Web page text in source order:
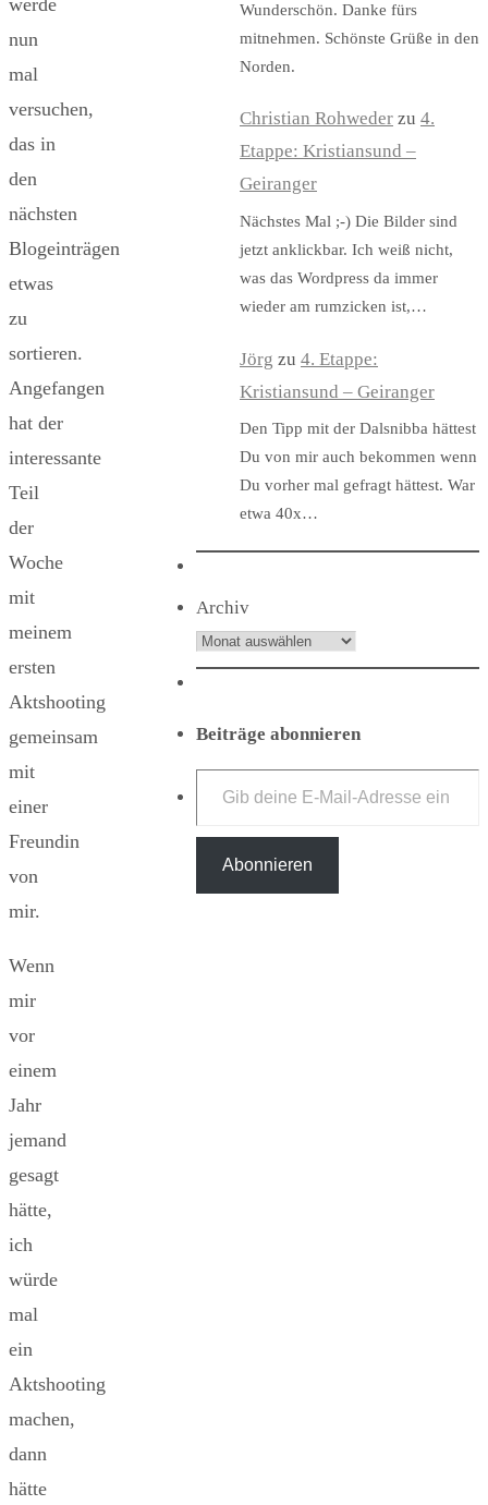
werde
nun
mal
versuchen,
das in
den
nächsten
Blogeinträgen
etwas
zu
sortieren.
Angefangen
hat der
interessante
Teil
der
Woche
mit
meinem
ersten
Aktshooting
gemeinsam
mit
einer
Freundin
von
mir.
Wenn
mir
vor
einem
Jahr
jemand
gesagt
hätte,
ich
würde
mal
ein
Aktshooting
machen,
dann
hätte
Wunderschön. Danke fürs
mitnehmen. Schönste Grüße in den
Norden.
Christian Rohweder zu 4.
Etappe: Kristiansund –
Geiranger
Nächstes Mal ;-) Die Bilder sind
jetzt anklickbar. Ich weiß nicht,
was das Wordpress da immer
wieder am rumzicken ist,…
Jörg zu 4. Etappe:
Kristiansund – Geiranger
Den Tipp mit der Dalsnibba hättest
Du von mir auch bekommen wenn
Du vorher mal gefragt hättest. War
etwa 40x…
Archiv
Beiträge abonnieren
Gib deine E-Mail-Adresse ein ...
Abonnieren